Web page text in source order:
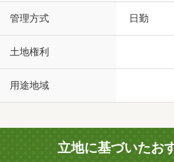
管理方式 日勤
土地権利
用途地域
立地に基づいたお